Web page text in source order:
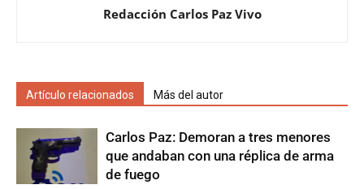
Redacción Carlos Paz Vivo
Artículo relacionados Más del autor
Carlos Paz: Demoran a tres menores
que andaban con una réplica de arma
de fuego